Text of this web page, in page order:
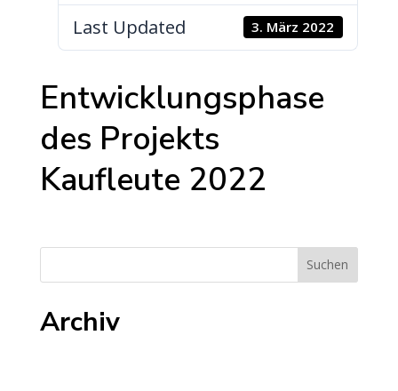
Last Updated 3. März 2022
Entwicklungsphase
des Projekts
Kaufleute 2022
Archiv